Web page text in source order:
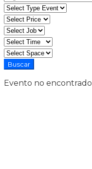
Evento no encontrado